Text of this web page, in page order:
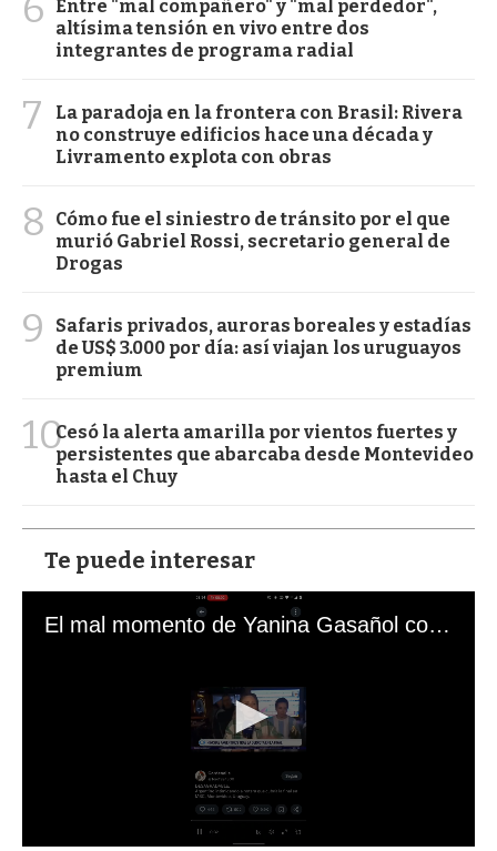
Entre "mal compañero" y "mal perdedor",
altísima tensión en vivo entre dos
integrantes de programa radial
7
La paradoja en la frontera con Brasil: Rivera
no construye edificios hace una década y
Livramento explota con obras
8
Cómo fue el siniestro de tránsito por el que
murió Gabriel Rossi, secretario general de
Drogas
9
Safaris privados, auroras boreales y estadías
de US$ 3.000 por día: así viajan los uruguayos
premium
10Cesó la alerta amarilla por vientos fuertes y
persistentes que abarcaba desde Montevideo
hasta el Chuy
Te puede interesar
El mal momento de Yanina Gasañol con un hincha argentino en "Subrayado"